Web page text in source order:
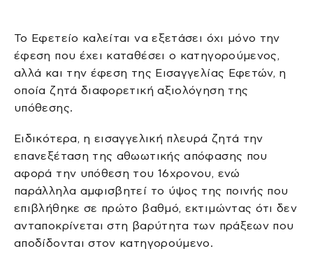
Το Εφετείο καλείται να εξετάσει όχι μόνο την
έφεση που έχει καταθέσει ο κατηγορούμενος,
αλλά και την έφεση της Εισαγγελίας Εφετών, η
οποία ζητά διαφορετική αξιολόγηση της
υπόθεσης.
Ειδικότερα, η εισαγγελική πλευρά ζητά την
επανεξέταση της αθωωτικής απόφασης που
αφορά την υπόθεση του 16χρονου, ενώ
παράλληλα αμφισβητεί το ύψος της ποινής που
επιβλήθηκε σε πρώτο βαθμό, εκτιμώντας ότι δεν
ανταποκρίνεται στη βαρύτητα των πράξεων που
αποδίδονται στον κατηγορούμενο.